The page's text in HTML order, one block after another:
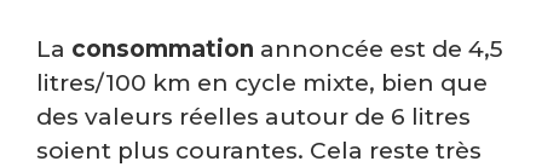
La consommation annoncée est de 4,5
litres/100 km en cycle mixte, bien que
des valeurs réelles autour de 6 litres
soient plus courantes. Cela reste très